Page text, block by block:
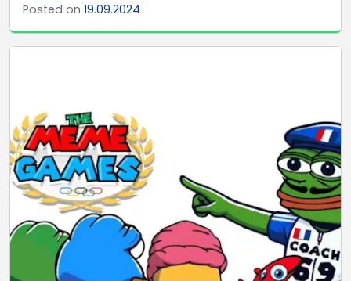
Posted on 19.09.2024